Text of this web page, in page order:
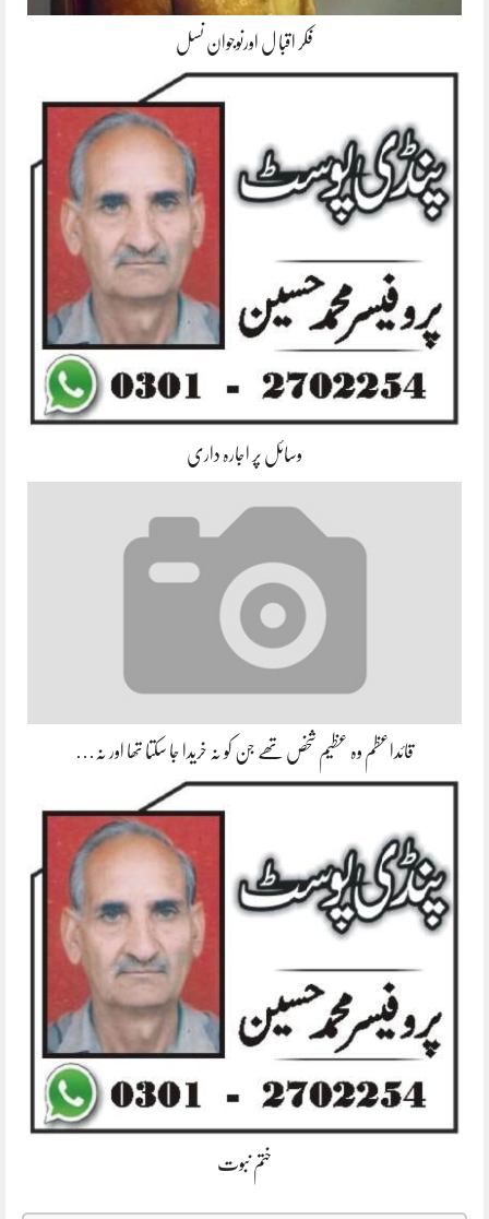
فکر اقبا ل اورنوجوان نسل
وسائل پر اجارہ داری
قائداعظم وہ عظیم شخص تھے جن کو نہ خریدا جا سکتا تھا اور نہ…
ختم نبوت